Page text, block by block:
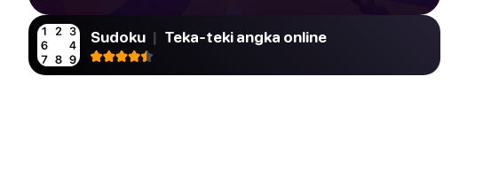
Sudoku | Teka-teki angka online